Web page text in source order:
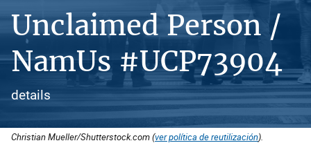
Unclaimed Person /
NamUs #UCP73904
details
Christian Mueller/Shutterstock.com (ver política de reutilización).